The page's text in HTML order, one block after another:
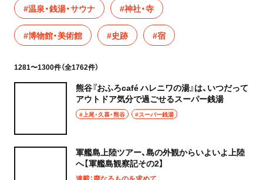
#温泉・銭湯・サウナ #神社・寺
#博物館・美術館 #史跡 #宿
1281〜1300件（全1762件）
熊谷『おふろcafé ハレニワの湯』は、いつだって
アウトドア気分で過ごせるスーパー銭湯
#上尾・久喜・熊谷 #スーパー銭湯
軍艦島上陸ツアー、島の外観からいよいよ上陸
へ【軍艦島観察記その2】